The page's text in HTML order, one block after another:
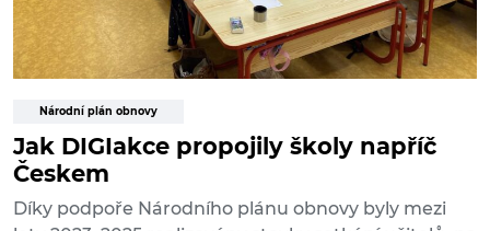
Národní plán obnovy
Jak DIGIakce propojily školy napříč
Českem
Díky podpoře Národního plánu obnovy byly mezi